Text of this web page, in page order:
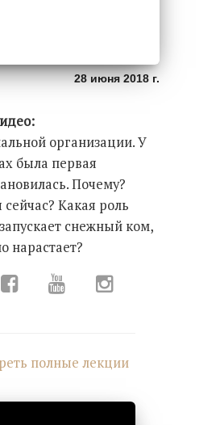
28 июня 2018 г.
организации. У
была первая
Почему?
Какая роль
снежный ком,
нарастает?
полные лекции